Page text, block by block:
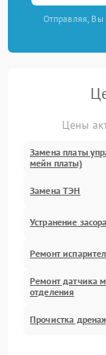
Отправляя, Вы
Цены
Замена платы
мейн платы)
Замена ТЭН
Устранение
Ремонт
Ремонт датчика
отделения
Прочистка